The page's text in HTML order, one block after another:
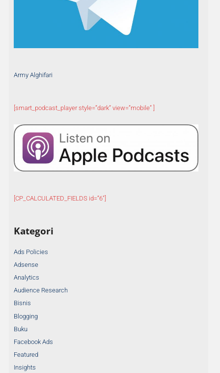
Army Alghifari
[smart_podcast_player style=”dark” view=”mobile” ]
[CP_CALCULATED_FIELDS id=”6″]
Kategori
Ads Policies
Adsense
Analytics
Audience Research
Bisnis
Blogging
Buku
Facebook Ads
Featured
Insights